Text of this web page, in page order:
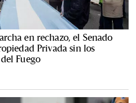
en rechazo, el Senado
Privada sin los
Fuego